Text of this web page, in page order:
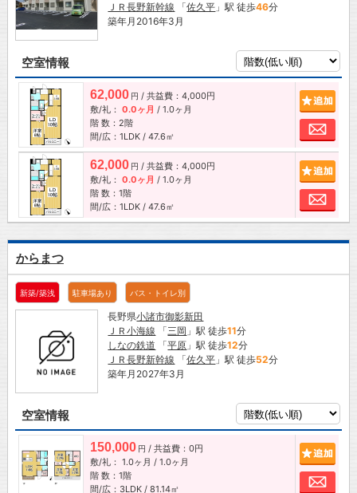
ＪＲ長野新幹線 「佐久平 」駅 徒歩46分
築年月2016年3月
空室情報
62,000 円 / 共益費：4,000円
敷/礼： 0.0ヶ月 / 1.0ヶ月
階 数：2階
間/広：1LDK / 47.6㎡
お
62,000 円 / 共益費：4,000円
敷/礼： 0.0ヶ月 / 1.0ヶ月
階 数：1階
間/広：1LDK / 47.6㎡
お
からまつ
新築/築浅 駐車場あり バス・トイレ別
長野県小諸市御影新田
ＪＲ小海線 「三岡 」駅 徒歩11分
しなの鉄道 「平原 」駅 徒歩12分
ＪＲ長野新幹線 「佐久平 」駅 徒歩52分
築年月2027年3月
空室情報
150,000 円 / 共益費：0円
敷/礼： 1.0ヶ月 / 1.0ヶ月
階 数：1階
間/広：3LDK / 81.14㎡
お